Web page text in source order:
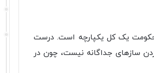
حکومت یک کل یکپارچه است. درست
ساز‌های جداگانه نیست، چون در